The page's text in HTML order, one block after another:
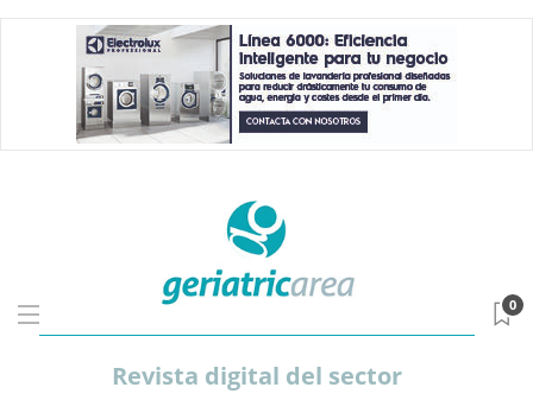
Revista digital del sector
0